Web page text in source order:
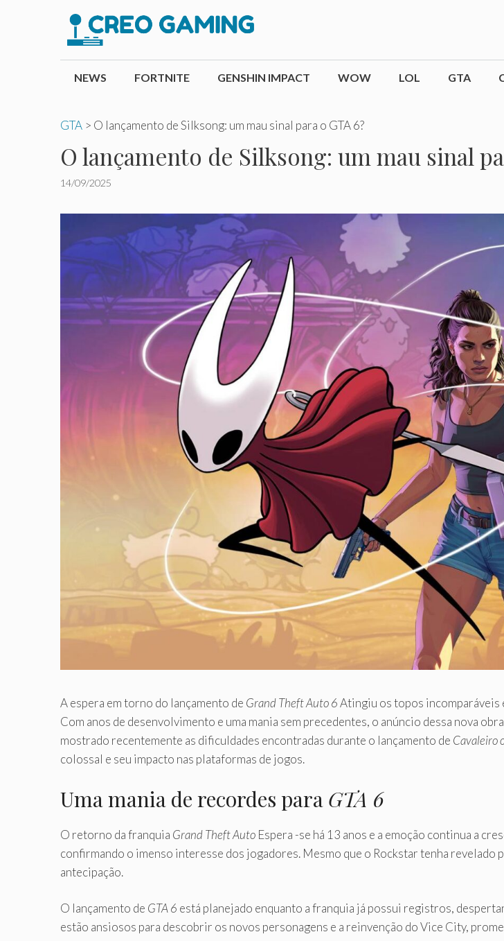
conteúdo
NEWS FORTNITE GENSHIN IMPACT WOW LOL GTA
GTA > O lançamento de Silksong: um mau sinal para o GTA 6?
O lançamento de Silksong: um mau sinal
14/09/2025
A espera em torno do lançamento de Grand Theft Auto 6Atingiu os topos incomparáveis
Com anos de desenvolvimento e uma mania sem precedentes, o anúncio dessa nova
mostrado recentemente as dificuldades encontradas durante o lançamento de Cavaleiro
colossal e seu impacto nas plataformas de jogos.
Uma mania de recordes para GTA 6
O retorno da franquia Grand Theft Auto Espera -se há 13 anos e a emoção continua a
confirmando o imenso interesse dos jogadores. Mesmo que o Rockstar tenha
antecipação.
O lançamento de GTA 6 está planejado enquanto a franquia já possui registros,
estão ansiosos para descobrir os novos personagens e a reinvenção do Vice City,